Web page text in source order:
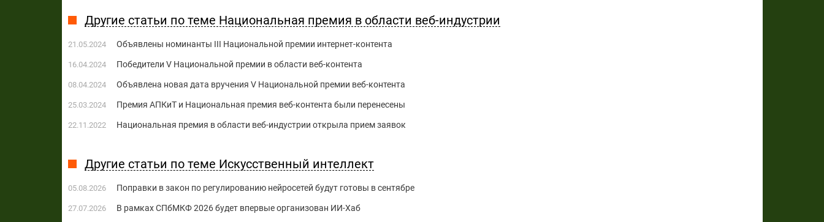
Другие статьи по теме Национальная премия в области веб-индустрии
21.05.2024 Объявлены номинанты III Национальной премии интернет-контента
16.04.2024 Победители V Национальной премии в области веб-контента
08.04.2024 Объявлена новая дата вручения V Национальной премии веб-контента
25.03.2024 Премия АПКиТ и Национальная премия веб-контента были перенесены
22.11.2022 Национальная премия в области веб-индустрии открыла прием заявок
Другие статьи по теме Искусственный интеллект
05.08.2026 Поправки в закон по регулированию нейросетей будут готовы в сентябре
27.07.2026 В рамках СПбМКФ 2026 будет впервые организован ИИ-Хаб